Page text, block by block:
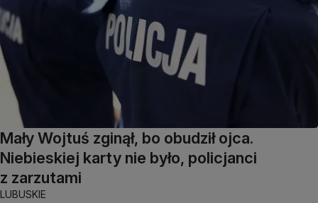
Mały Wojtuś zginął, bo obudził ojca.
Niebieskiej karty nie było, policjanci
z zarzutami
LUBUSKIE